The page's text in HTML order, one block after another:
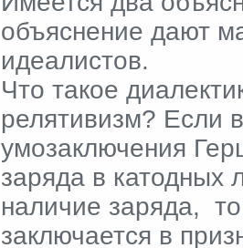
объяснение дают
идеалистов.
Что такое
релятивизм? Если
умозаключения
заряда в катодных
наличие заряда,
заключается в